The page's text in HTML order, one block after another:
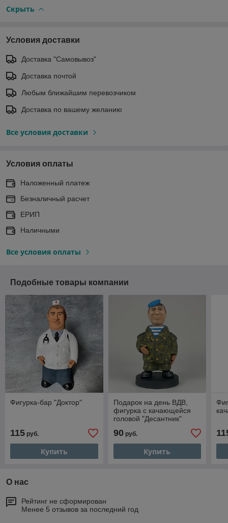
Скрыть
Условия доставки
Доставка "Самовывоз"
Доставка почтой
Любым ближайшим перевозчиком
Доставка по вашему желанию
Все условия доставки
Условия оплаты
Наложенный платеж
Безналичный расчет
ЕРИП
Наличными
Все условия оплаты
Подобные товары компании
Фигурка-бар "Доктор"
115 руб.
Купить
Подарок на день ВДВ,
фигурка с качающейся
головой "Десантник"
90руб.
Купить
О нас
Рейтинг не сформирован
Менее 5 отзывов за последний год